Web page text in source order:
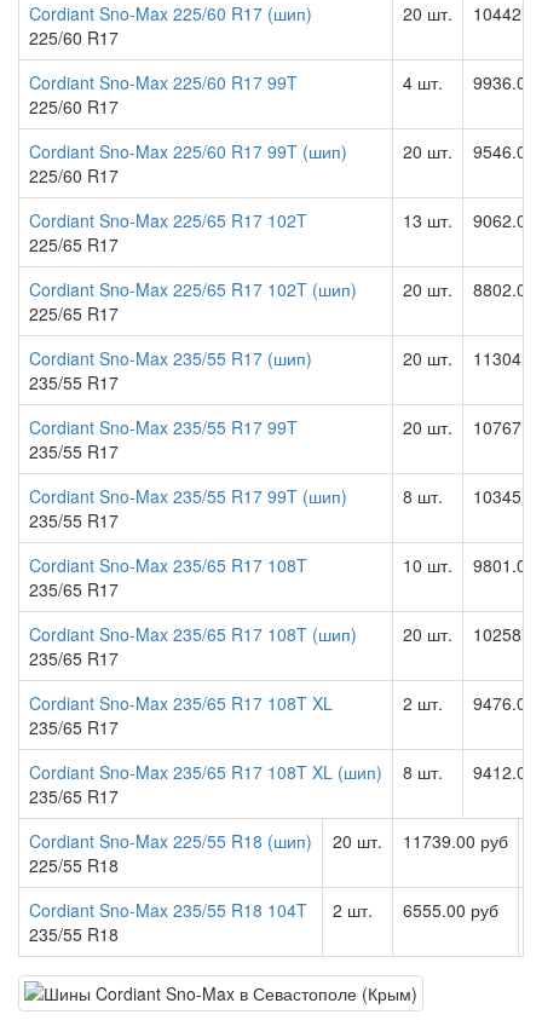
Cordiant Sno-Max 225/60 R17 (шип)
225/60 R17
20 шт.
Cordiant Sno-Max 225/60 R17 99T
225/60 R17
4 шт. 9936.00
Cordiant Sno-Max 225/60 R17 99T (шип)
225/60 R17
20 шт. 9546.00
Cordiant Sno-Max 225/65 R17 102T
225/65 R17
13 шт. 9062.00
Cordiant Sno-Max 225/65 R17 102T (шип)
225/65 R17
20 шт. 8802.00
Cordiant Sno-Max 235/55 R17 (шип)
235/55 R17
20 шт.
Cordiant Sno-Max 235/55 R17 99T
235/55 R17
20 шт.
Cordiant Sno-Max 235/55 R17 99T (шип)
235/55 R17
8 шт.
Cordiant Sno-Max 235/65 R17 108T
235/65 R17
10 шт. 9801.00
Cordiant Sno-Max 235/65 R17 108T (шип)
235/65 R17
20 шт.
Cordiant Sno-Max 235/65 R17 108T XL
235/65 R17
2 шт. 9476.00
Cordiant Sno-Max 235/65 R17 108T XL (шип)
235/65 R17
8 шт. 9412.00
Cordiant Sno-Max 225/55 R18 (шип)
225/55 R18
20 шт. 11739.00 руб
Cordiant Sno-Max 235/55 R18 104T
235/55 R18
2 шт. 6555.00 руб